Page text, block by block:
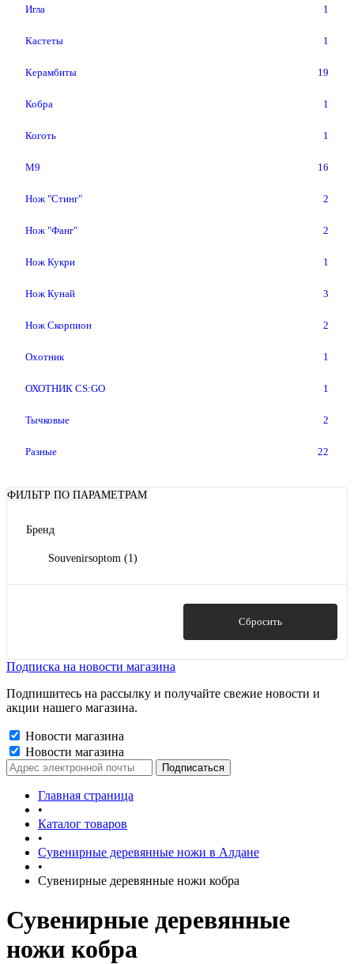
Игла 1
Кастеты 1
Керамбиты 19
Кобра 1
Коготь 1
М9 16
Нож "Стинг" 2
Нож "Фанг" 2
Нож Кукри 1
Нож Кунай 3
Нож Скорпион 2
Охотник 1
ОХОТНИК CS:GO 1
Тычковые 2
Разные 22
ФИЛЬТР ПО ПАРАМЕТРАМ
Бренд
Souvenirsoptom (1)
Сбросить
Подписка на новости магазина
Подпишитесь на рассылку и получайте свежие новости и
акции нашего магазина.
Новости магазина
Новости магазина
Главная страница
•
Каталог товаров
•
Сувенирные деревянные ножи в Алдане
•
Сувенирные деревянные ножи кобра
Сувенирные деревянные
ножи кобра